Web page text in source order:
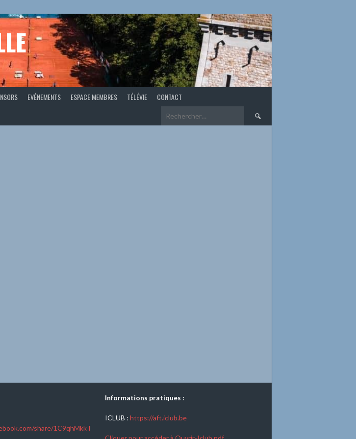
EVÉNEMENTS ESPACE MEMBRES TÉLÉVIE CONTACT
Rechercher :
share/1C9qhMkkT
Informations pratiques :
ICLUB : https://aft.iclub.be